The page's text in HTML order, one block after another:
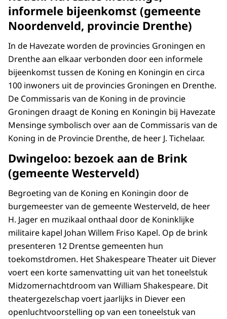
informele bijeenkomst (gemeente
Noordenveld, provincie Drenthe)
In de Havezate worden de provincies Groningen en
Drenthe aan elkaar verbonden door een informele
bijeenkomst tussen de Koning en Koningin en circa
100 inwoners uit de provincies Groningen en Drenthe.
De Commissaris van de Koning in de provincie
Groningen draagt de Koning en Koningin bij Havezate
Mensinge symbolisch over aan de Commissaris van de
Koning in de Provincie Drenthe, de heer J. Tichelaar.
Dwingeloo: bezoek aan de Brink
(gemeente Westerveld)
Begroeting van de Koning en Koningin door de
burgemeester van de gemeente Westerveld, de heer
H. Jager en muzikaal onthaal door de Koninklijke
militaire kapel Johan Willem Friso Kapel. Op de brink
presenteren 12 Drentse gemeenten hun
toekomstdromen. Het Shakespeare Theater uit Diever
voert een korte samenvatting uit van het toneelstuk
Midzomernachtdroom van William Shakespeare. Dit
theatergezelschap voert jaarlijks in Diever een
openluchtvoorstelling op van een toneelstuk van